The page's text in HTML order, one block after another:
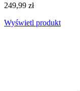
249,99 zł
Wyświetl produkt